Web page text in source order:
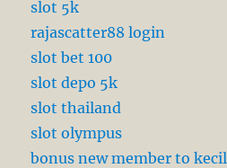
slot 5k
rajascatter88 login
slot bet 100
slot depo 5k
slot thailand
slot olympus
bonus new member to kecil